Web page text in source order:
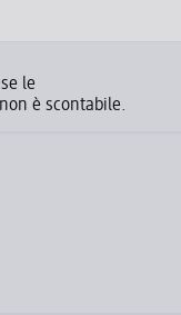
le
è scontabile.